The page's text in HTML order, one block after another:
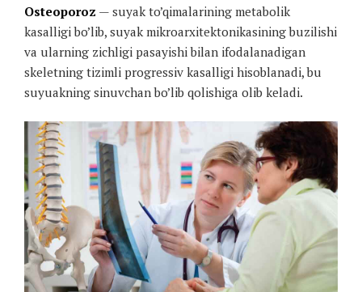
Osteoporoz — suyak to’qimalarining metabolik
kasalligi bo’lib, suyak mikroarxitektonikasining buzilishi
va ularning zichligi pasayishi bilan ifodalanadigan
skeletning tizimli progressiv kasalligi hisoblanadi, bu
suyuakning sinuvchan bo’lib qolishiga olib keladi.